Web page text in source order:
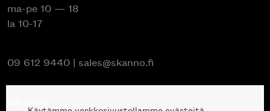
ma-pe 10 — 18
la 10-17
09 612 9440 | sales@skanno.fi